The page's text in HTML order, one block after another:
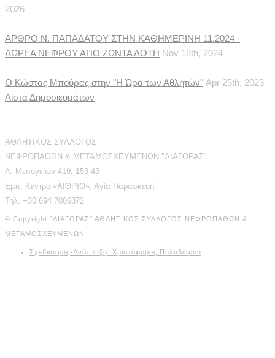
2026
ΑΡΘΡΟ Ν. ΠΑΠΑΔΑΤΟΥ ΣΤΗΝ ΚΑΘΗΜΕΡΙΝΗ 11.2024 -
ΔΩΡΕΑ ΝΕΦΡΟΥ ΑΠΟ ΖΩΝΤΑ ΔΟΤΗ Nov 18th, 2024
Ο Κώστας Μπούρας στην "Η Ώρα των Αθλητών" Apr 25th, 2023
Λίστα Δημοσιευμάτων
ΑΘΛΗΤΙΚΟΣ ΣΥΛΛΟΓΟΣ
ΝΕΦΡΟΠΑΘΩΝ & ΜΕΤΑΜΟΣΧΕΥΜΕΝΩΝ "ΔΙΑΓΟΡΑΣ"
Λ. Μεσογείων 419, 153 43
Εμπ. Κέντρο «ΑΙΘΡΙΟ», Αγία Παρασκευή
Τηλ. +30 694 7006372
© Copyright "ΔΙΑΓΟΡΑΣ" ΑΘΛΗΤΙΚΟΣ ΣΥΛΛΟΓΟΣ ΝΕΦΡΟΠΑΘΩΝ &
ΜΕΤΑΜΟΣΧΕΥΜΕΝΩΝ
Σχεδιασμός-Ανάπτυξη: Χριστόφορος Πολυδώρου